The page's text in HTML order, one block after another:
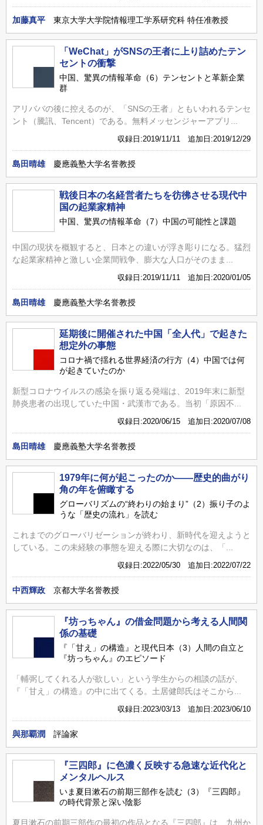
加藤真平 東京大学大学院情報理工学系研究科 特任准教授
「WeChat」がSNSの王者に上り詰めたテン
セントの衝撃
中国、驚異の情報革命（6）テンセントと革新企業
群
アリババの後に控えるのが、「SNSの王者」ともいわれるテンセ
ント（騰訊、Tencent）である。無料メッセンジャーアプリ...
収録日:2019/11/11 追加日:2019/12/29
島田晴雄 慶應義塾大学名誉教授
戦後日本の名経営者たちを彷彿させる現代中
国の起業家精神
中国、驚異の情報革命（7）中国の可能性と課題
中国の現状を概観すると、日本との違いが浮き彫りになる。猛烈
な起業家精神と激しい企業間戦争、膨大な人口がそのまま...
収録日:2019/11/11 追加日:2020/01/05
島田晴雄 慶應義塾大学名誉教授
延期後に開催された中国「全人代」で起きた
想定外の事態
コロナ禍で揺れる世界経済の行方（4）中国では何
が起きていたのか
新型コロナウイルスの感染を振り返る発端は、2019年末に新型
肺炎患者の出現していた中国・武漢市である。当初「原因不...
収録日:2020/06/15 追加日:2020/07/08
島田晴雄 慶應義塾大学名誉教授
1979年に何が起こったのか――歴史的曲がり
角の年を俯瞰する
グローバリズムの“終わりの始まり”（2）振り子のよ
うな「歴史の流れ」を読む
これまでのグローバリゼーションが終わり、新時代を迎えようと
している。この未経験の事態を迎える際に大切なのは、「...
収録日:2022/05/30 追加日:2022/07/22
中西輝政 京都大学名誉教授
『坊っちゃん』の借金問題から考える人間関
係の基礎
『「甘え」の構造』と現代日本（3）人間の自立と
『坊っちゃん』のエピソード
「輔弼してくれる人が欲しい」という学生からの相談の話が、
『「甘え」の構造』の中に出てくる。土居健郎氏はそこから...
収録日:2023/03/13 追加日:2023/06/10
與那覇潤 評論家
『三四郎』に色濃く反映する急速な近代化と
メンタルヘルス
いま夏目漱石の前期三部作を読む（3）『三四郎』
の時代背景と深い陰影
夏目漱石の前期三部作の最初の作品となる『三四郎』は、九州か